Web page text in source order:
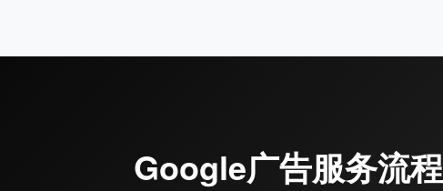
Google广告服务流程